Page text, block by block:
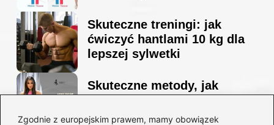
Zgodnie z europejskim prawem, mamy obowiązek
Skuteczne treningi: jak
ćwiczyć hantlami 10 kg dla
lepszej sylwetki
Skuteczne metody, jak
schudnąć i wyrzeźbić
sylwetkę w zaledwie 90 dni